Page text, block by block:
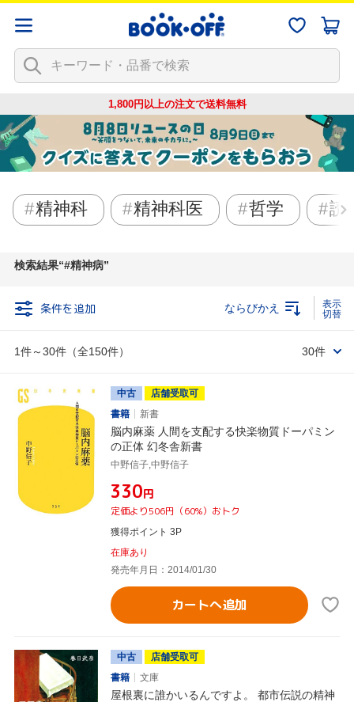
1,800円以上の注文で送料無料
精神科 精神科医 哲学 読
検索結果 #精神病
条件を追加
1件～30件（全150件）
ならびかえ
30件
中古
店舗受取可
書籍
新書
脳内麻薬 人間を支配する快楽物質ドーパミン
の正体 幻冬舎新書
中野信子,中野信子
¥330円
定価より506円（60%）おトク
獲得ポイント 3P
在庫あり
発売年月日：2014/01/30
カートへ追加
中古
店舗受取可
書籍
文庫
屋根裏に誰かいるんですよ。 都市伝説の精神